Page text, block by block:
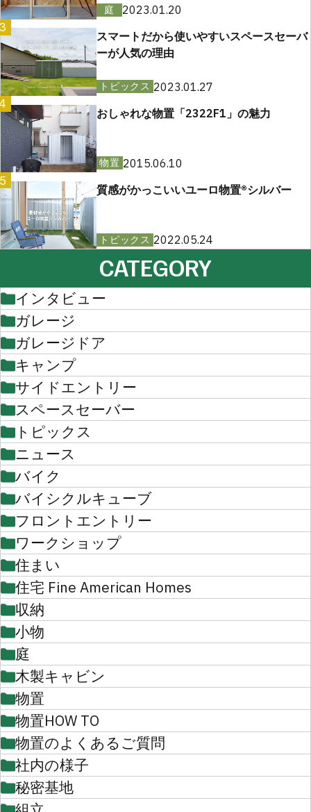
庭
2023.01.20
スマートだから使いやすいスペースセーバ
ーが人気の理由
トピックス 2023.01.27
おしゃれな物置「2322F1」の魅力
物置 2015.06.10
質感がかっこいいユーロ物置®︎シルバー
トピックス 2022.05.24
CATEGORY
インタビュー
ガレージ
ガレージドア
キャンプ
サイドエントリー
スペースセーバー
トピックス
ニュース
バイク
バイシクルキューブ
フロントエントリー
ワークショップ
住まい
住宅 Fine American Homes
収納
小物
庭
木製キャビン
物置
物置HOW TO
物置のよくあるご質問
社内の様子
秘密基地